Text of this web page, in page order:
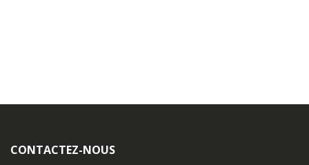
CONTACTEZ-NOUS